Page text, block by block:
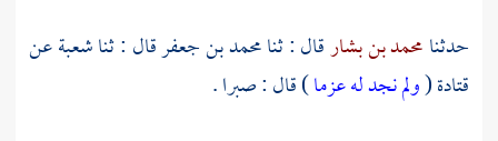
حدثنامحمد بن بشارقال : ثنامحمد بن جعفرقال : ثناشعبةعن
قتادة(ولم نجد له عزما) قال : صبرا .